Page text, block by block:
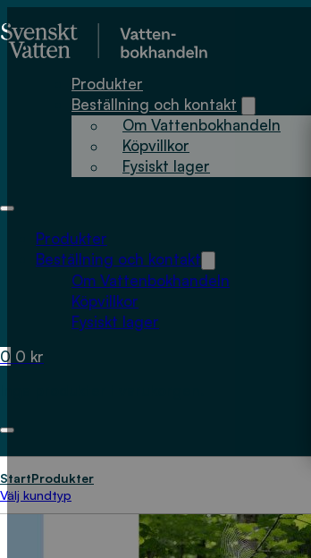
Produkter
Beställning och kontakt
Om Vattenbokhandeln
Köpvillkor
Fysiskt lager
Produkter
Beställning och kontakt
Om Vattenbokhandeln
Köpvillkor
Fysiskt lager
0 0 kr
StartProdukter
Välj kundtyp